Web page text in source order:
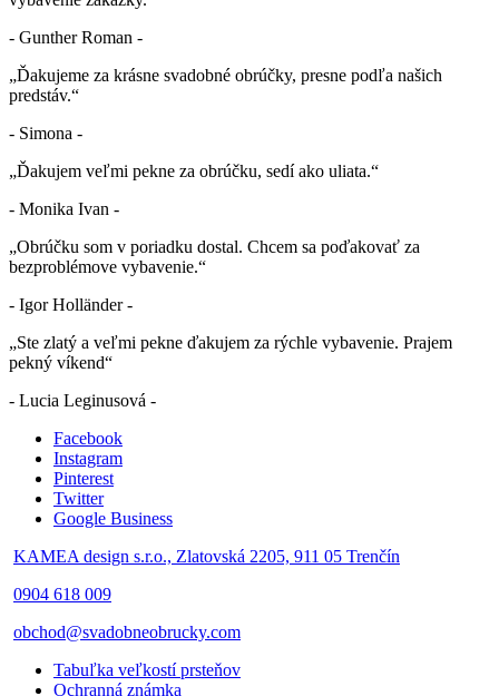
- Gunther Roman -
„Ďakujeme za krásne svadobné obrúčky, presne podľa našich
predstáv.“
- Simona -
„Ďakujem veľmi pekne za obrúčku, sedí ako uliata.“
- Monika Ivan -
„Obrúčku som v poriadku dostal. Chcem sa poďakovať za
bezproblémove vybavenie.“
- Igor Holländer -
„Ste zlatý a veľmi pekne ďakujem za rýchle vybavenie. Prajem
pekný víkend“
- Lucia Leginusová -
Facebook
Instagram
Pinterest
Twitter
Google Business
KAMEA design s.r.o., Zlatovská 2205, 911 05 Trenčín
0904 618 009
obchod@svadobneobrucky.com
Tabuľka veľkostí prsteňov
Ochranná známka